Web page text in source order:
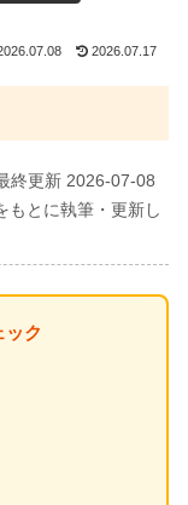
2026.07.17
終更新 2026-07-08
もとに執筆・更新し
ック